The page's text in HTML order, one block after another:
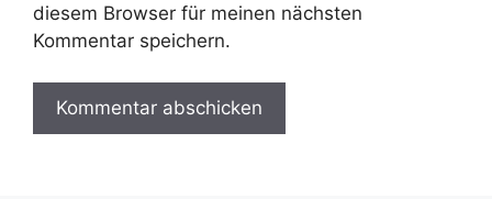
diesem Browser für meinen nächsten
Kommentar speichern.